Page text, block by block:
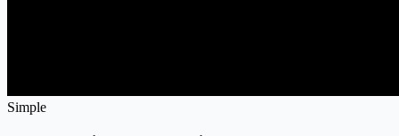
Simple